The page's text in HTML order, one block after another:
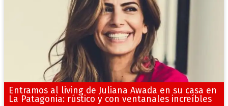
Entramos al living de Juliana Awada en su casa en
La Patagonia: rústico y con ventanales increíbles